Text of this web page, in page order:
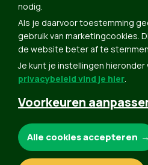
Word lid
Agenda
Bekijk kalender
Verleng je lidmaatschap
Programma oktober 2024
Programma juni 2024
Downloads
Webshop
nodig.
Als je daarvoor toestemming
gebruik van marketingcookies.
de website beter af te
Je kunt je instellingen hieronder
privacybeleid vind je hier.
Voorkeuren
Alle cookies accepteren